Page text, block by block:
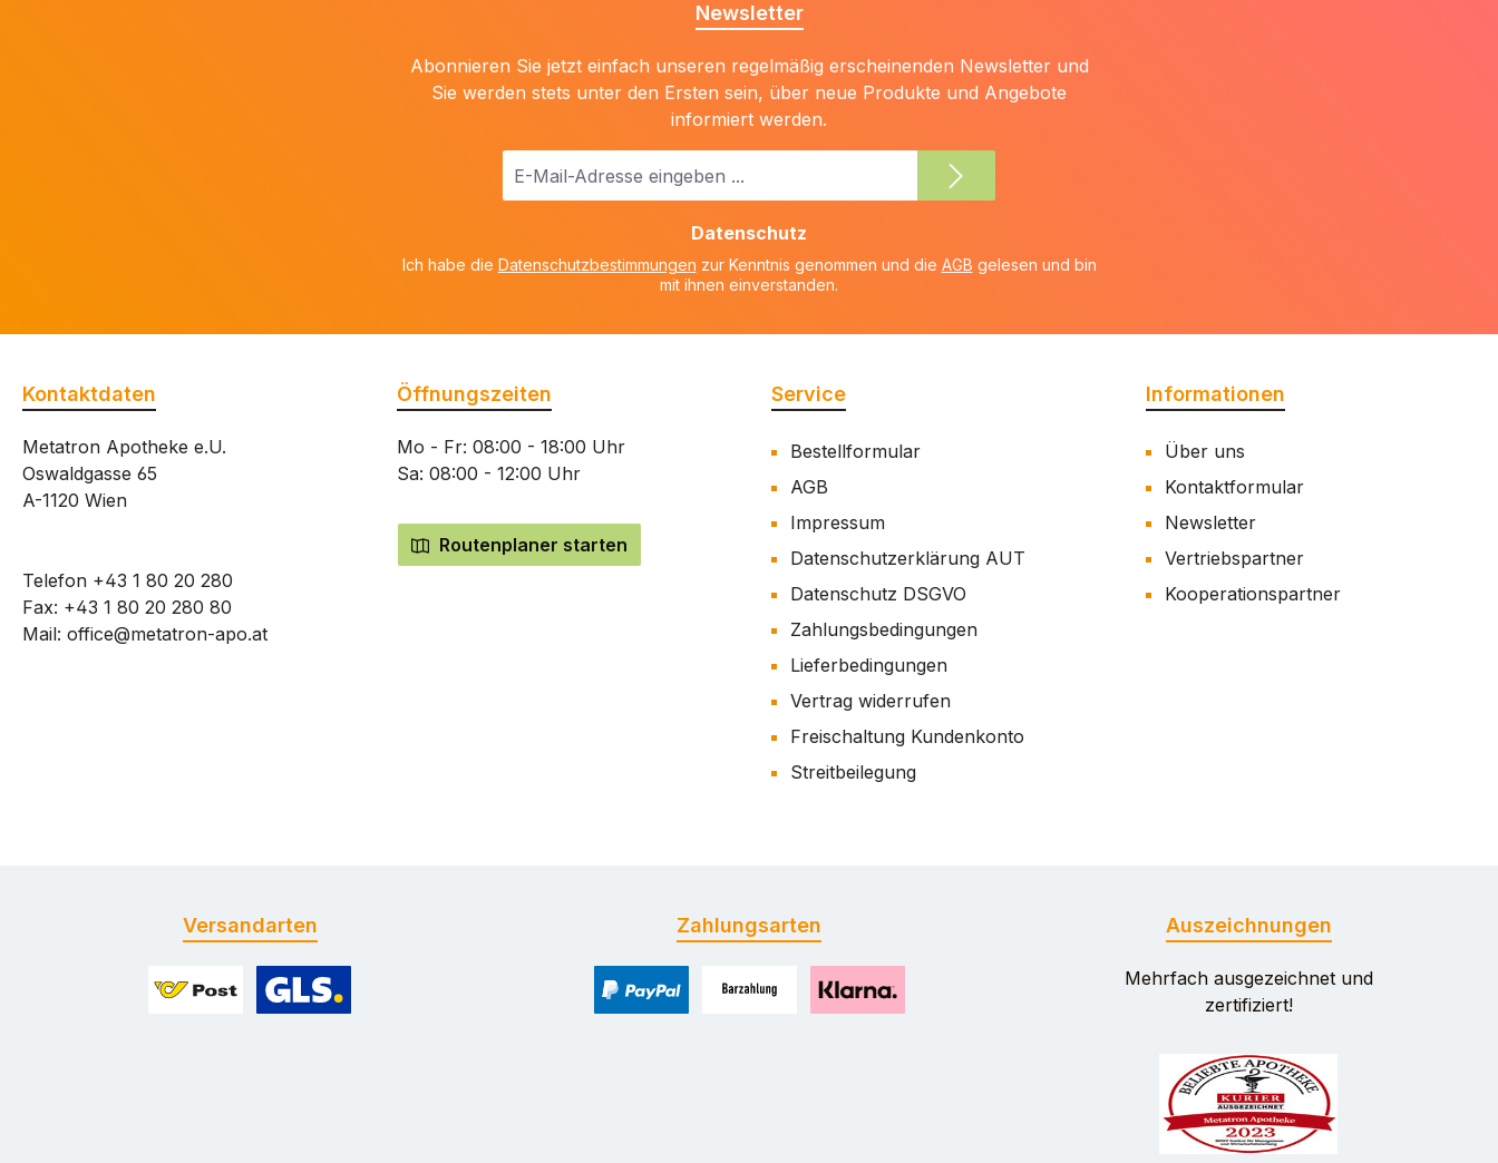
Newsletter
Abonnieren Sie jetzt einfach unseren regelmäßig erscheinenden Newsletter und
Sie werden stets unter den Ersten sein, über neue Produkte und Angebote
informiert werden.
E-
Datenschutz
Ich habe die Datenschutzbestimmungen zur Kenntnis genommen und die AGB gelesen und bin
mit ihnen einverstanden.
Kontaktdaten
Metatron Apotheke e.U.
Oswaldgasse 65
A-1120 Wien
Telefon +43 1 80 20 280
Fax: +43 1 80 20 280 80
Mail: office@metatron-apo.at
Öffnungszeiten
Mo - Fr: 08:00 - 18:00 Uhr
Sa: 08:00 - 12:00 Uhr
Routenplaner starten
Service
Bestellformular
AGB
Impressum
Datenschutzerklärung AUT
Datenschutz DSGVO
Zahlungsbedingungen
Lieferbedingungen
Vertrag widerrufen
Freischaltung Kundenkonto
Streitbeilegung
Informationen
Über uns
Kontaktformular
Newsletter
Vertriebspartner
Kooperationspartner
Versandarten Zahlungsarten Auszeichnungen
Mehrfach ausgezeichnet und
zertifiziert!